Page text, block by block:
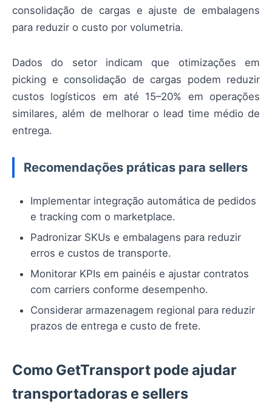
consolidação de cargas e ajuste de embalagens
para reduzir o custo por volumetria.
Dados do setor indicam que otimizações em
picking e consolidação de cargas podem reduzir
custos logísticos em até 15–20% em operações
similares, além de melhorar o lead time médio de
entrega.
Recomendações práticas para sellers
Implementar integração automática de pedidos
e tracking com o marketplace.
Padronizar SKUs e embalagens para reduzir
erros e custos de transporte.
Monitorar KPIs em painéis e ajustar contratos
com carriers conforme desempenho.
Considerar armazenagem regional para reduzir
prazos de entrega e custo de frete.
Como GetTransport pode ajudar
transportadoras e sellers